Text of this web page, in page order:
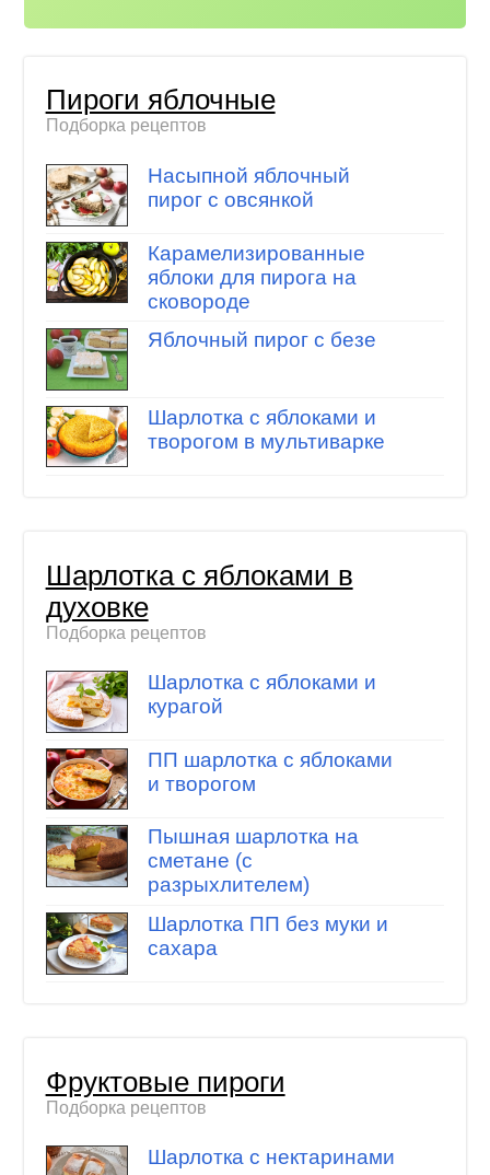
Пироги яблочные
Подборка рецептов
Насыпной яблочный
пирог с овсянкой
Карамелизированные
яблоки для пирога на
сковороде
Яблочный пирог с безе
Шарлотка с яблоками и
творогом в мультиварке
Шарлотка с яблоками в
духовке
Подборка рецептов
Шарлотка с яблоками и
курагой
ПП шарлотка с яблоками
и творогом
Пышная шарлотка на
сметане (с
разрыхлителем)
Шарлотка ПП без муки и
сахара
Фруктовые пироги
Подборка рецептов
Шарлотка с нектаринами